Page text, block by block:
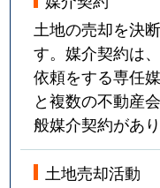
土地の売却を決
す。媒介契約は
依頼をする専任
と複数の不動産
般媒介契約があり
土地売却活動